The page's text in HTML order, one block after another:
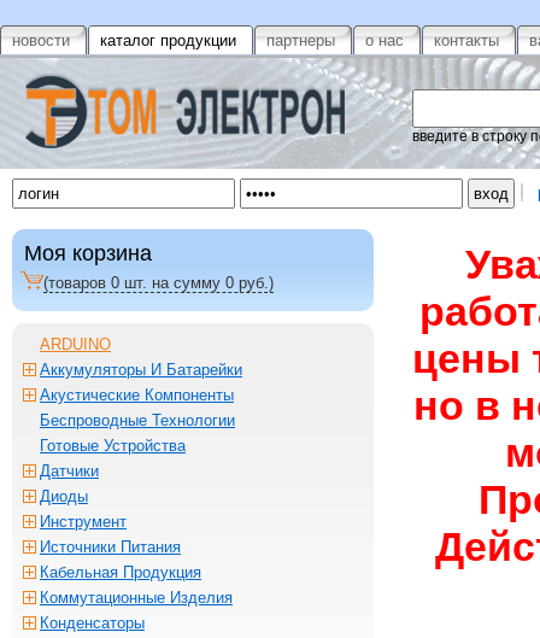
новости каталог продукции партнеры о нас контакты
введите в строку
цены
но в
Моя корзина
(товаров 0 шт. на сумму 0 руб.)
ARDUINO
Аккумуляторы И Батарейки
Акустические Компоненты
Беспроводные Технологии
Готовые Устройства
Датчики
Диоды
Инструмент
Источники Питания
Кабельная Продукция
Коммутационные Изделия
Конденсаторы